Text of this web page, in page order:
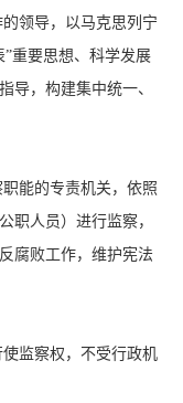
领导，以马克思列宁
重要思想、科学发展
导，构建集中统一、
能的专责机关，依照
职人员）进行监察，
腐败工作，维护宪法
监察权，不受行政机